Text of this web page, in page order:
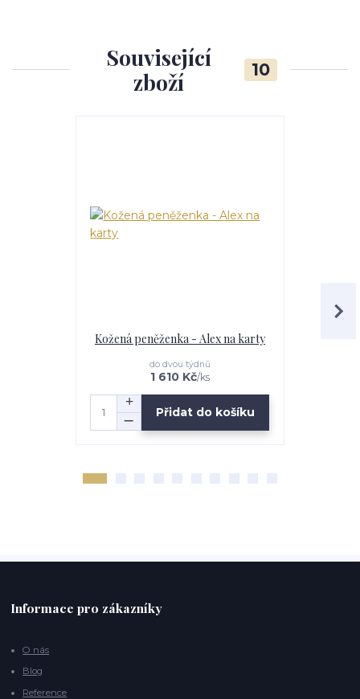
Související
zboží
10
Kožená peněženka - Alex na karty
1 610 Kč/ks
do dvou týdnů
Přidat do košíku
Informace pro zákazníky
O nás
Blog
Reference